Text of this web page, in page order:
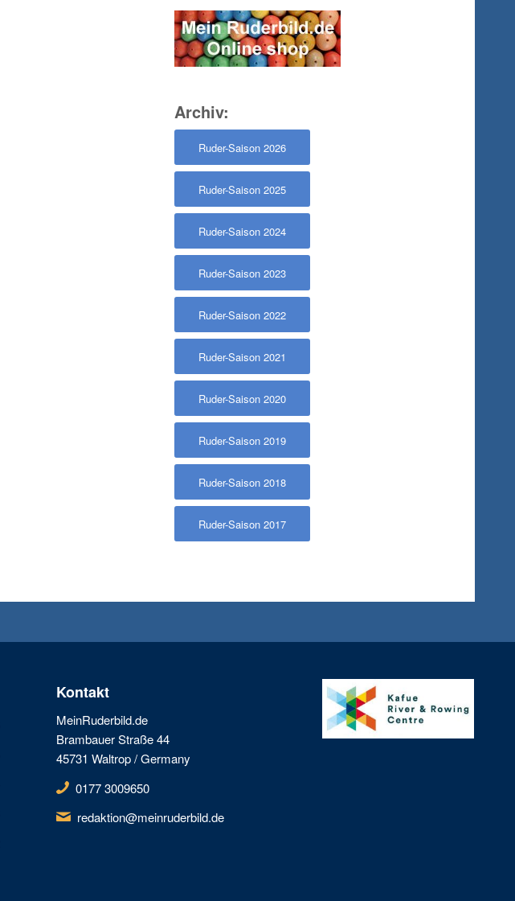
Archiv:
Ruder-Saison 2026
Ruder-Saison 2025
Ruder-Saison 2024
Ruder-Saison 2023
Ruder-Saison 2022
Ruder-Saison 2021
Ruder-Saison 2020
Ruder-Saison 2019
Ruder-Saison 2018
Ruder-Saison 2017
Kontakt
MeinRuderbild.de
Brambauer Straße 44
45731 Waltrop / Germany
0177 3009650
redaktion@meinruderbild.de